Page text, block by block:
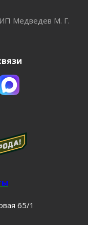
Медведев М. Г.
65/1